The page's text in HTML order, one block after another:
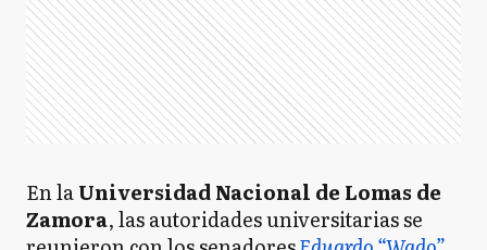
En laUniversidad Nacional de Lomas de
Zamora, las autoridades universitarias se